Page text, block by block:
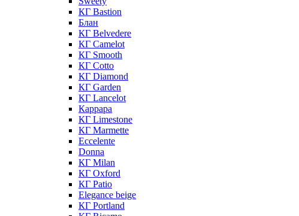
КГ Bastion
Блан
КГ Belvedere
КГ Camelot
КГ Smooth
КГ Cotto
КГ Diamond
КГ Garden
КГ Lancelot
Каррара
КГ Limestone
КГ Marmette
Eccelente
Donna
КГ Milan
КГ Oxford
КГ Patio
Elegance beige
КГ Portland